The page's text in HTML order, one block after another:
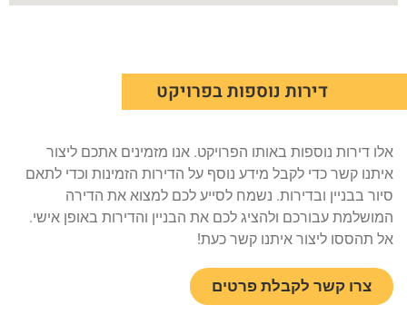
דירות נוספות בפרויקט
אלו דירות נוספות באותו הפרויקט. אנו מזמינים אתכם ליצור
איתנו קשר כדי לקבל מידע נוסף על הדירות הזמינות וכדי לתאם
סיור בבניין ובדירות. נשמח לסייע לכם למצוא את הדירה
המושלמת עבורכם ולהציג לכם את הבניין והדירות באופן אישי.
אל תהססו ליצור איתנו קשר כעת!
צרו קשר לקבלת פרטים